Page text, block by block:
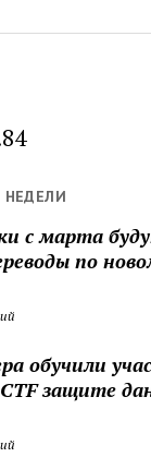
НЕДЕЛИ
с марта
по
обучили
защите